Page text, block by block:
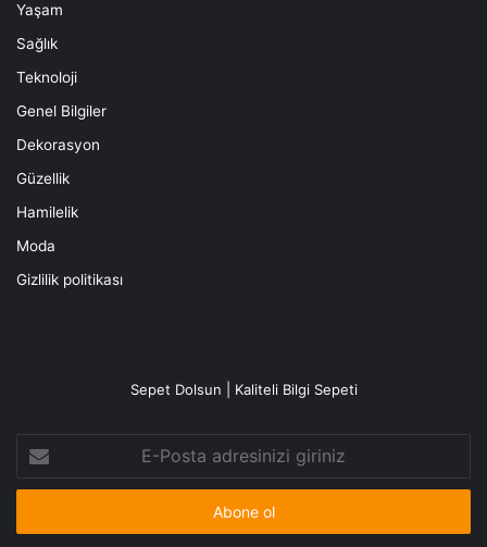
Yaşam
Sağlık
Teknoloji
Genel Bilgiler
Dekorasyon
Güzellik
Hamilelik
Moda
Gizlilik politikası
Sepet Dolsun | Kaliteli Bilgi Sepeti
Posta
adresinizi